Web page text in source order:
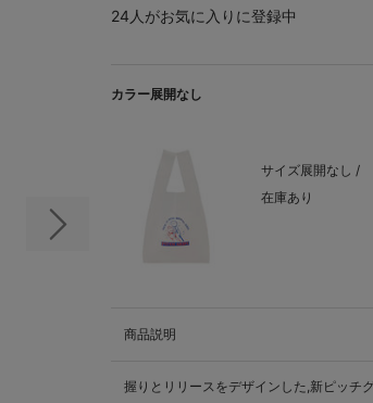
次の画像
24 人がお気に入りに登録中
カラー展開なし
サイズ展開なし /
在庫あり
商品説明
握りとリリースをデザインした,新ピッチ